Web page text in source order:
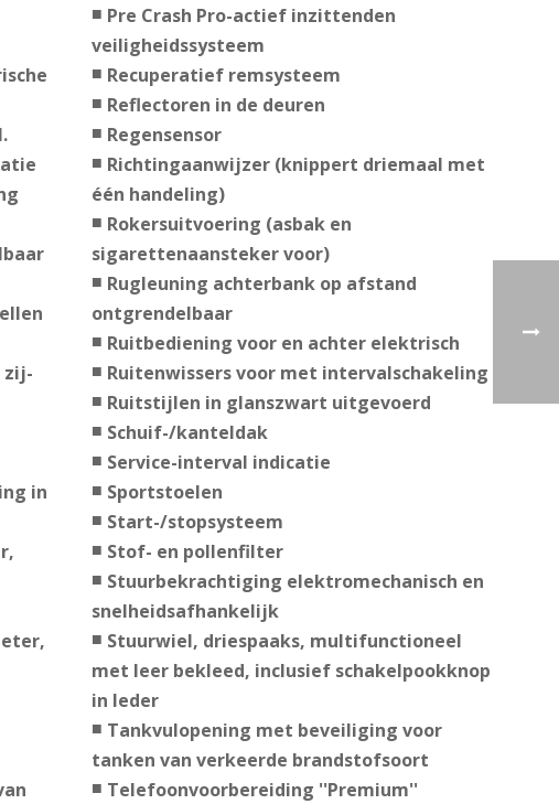
zij-
in
Pre Crash Pro-actief inzittenden
veiligheidssysteem
Recuperatief remsysteem
Reflectoren in de deuren
Regensensor
Richtingaanwijzer (knippert driemaal met
één handeling)
Rokersuitvoering (asbak en
sigarettenaansteker voor)
Rugleuning achterbank op afstand
ontgrendelbaar
Ruitbediening voor en achter elektrisch
Ruitenwissers voor met intervalschakeling
Ruitstijlen in glanszwart uitgevoerd
Schuif-/kanteldak
Service-interval indicatie
Sportstoelen
Start-/stopsysteem
Stof- en pollenfilter
Stuurbekrachtiging elektromechanisch en
snelheidsafhankelijk
Stuurwiel, driespaaks, multifunctioneel
met leer bekleed, inclusief schakelpookknop
in leder
Tankvulopening met beveiliging voor
tanken van verkeerde brandstofsoort
Telefoonvoorbereiding ''Premium''